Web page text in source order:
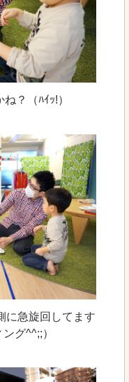
？（ﾊｲｯ!）
に急旋回してます
グ^^;;）